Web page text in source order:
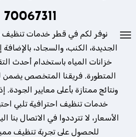
70067311
نوفر لكم في قطر خدمات تنظيف
الجديدة، الكنب، والسجاد،
خزانات المياه باستخدام أحدث
المتطورة. فريقنا المتخصص يضمن
ونتائج ممتازة بأعلى معايير الجودة.
خدمات تنظيف احترافية تلبي
للحصول على تجربة تنظيف